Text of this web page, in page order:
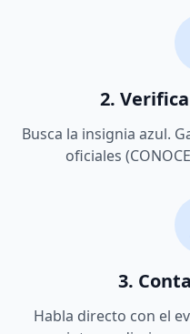
2.
Busca la insignia azul.
oficiales
3.
Habla directo con el